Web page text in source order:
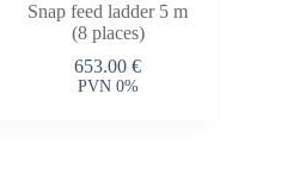
Snap feed ladder 5 m
(8 places)
653.00€
PVN 0%